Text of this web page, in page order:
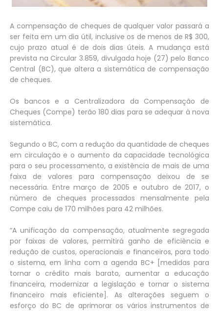
A compensação de cheques de qualquer valor passará a
ser feita em um dia útil, inclusive os de menos de R$ 300,
cujo prazo atual é de dois dias úteis. A mudança está
prevista na Circular 3.859, divulgada hoje (27) pelo Banco
Central (BC), que altera a sistemática de compensação
de cheques.
Os bancos e a Centralizadora da Compensação de
Cheques (Compe) terão 180 dias para se adequar à nova
sistemática.
Segundo o BC, com a redução da quantidade de cheques
em circulação e o aumento da capacidade tecnológica
para o seu processamento, a existência de mais de uma
faixa de valores para compensação deixou de se
necessária. Entre março de 2005 e outubro de 2017, o
número de cheques processados mensalmente pela
Compe caiu de 170 milhões para 42 milhões.
“A unificação da compensação, atualmente segregada
por faixas de valores, permitirá ganho de eficiência e
redução de custos, operacionais e financeiros, para todo
o sistema, em linha com a agenda BC+ [medidas para
tornar o crédito mais barato, aumentar a educação
financeira, modernizar a legislação e tornar o sistema
financeiro mais eficiente]. As alterações seguem o
esforço do BC de aprimorar os vários instrumentos de